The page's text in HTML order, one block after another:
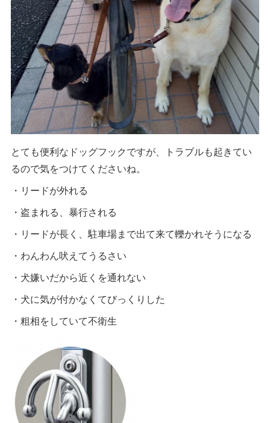
とても便利なドッグフックですが、トラブルも起きてい
るので気をつけてくださいね。
・リードが外れる
・盗まれる、暴行される
・リードが長く、駐車場まで出て来て轢かれそうになる
・わんわん吠えてうるさい
・犬嫌いだから近くを通れない
・犬に気が付かなくてびっくりした
・粗相をしていて不衛生